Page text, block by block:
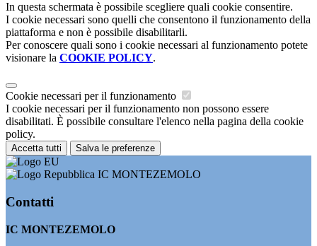
In questa schermata è possibile scegliere quali cookie consentire.
I cookie necessari sono quelli che consentono il funzionamento della
piattaforma e non è possibile disabilitarli.
Per conoscere quali sono i cookie necessari al funzionamento potete
visionare la COOKIE POLICY.
Cookie necessari per il funzionamento
I cookie necessari per il funzionamento non possono essere
disabilitati. È possibile consultare l'elenco nella pagina della cookie
policy.
Accetta tutti Salva le preferenze
IC MONTEZEMOLO
Contatti
IC MONTEZEMOLO